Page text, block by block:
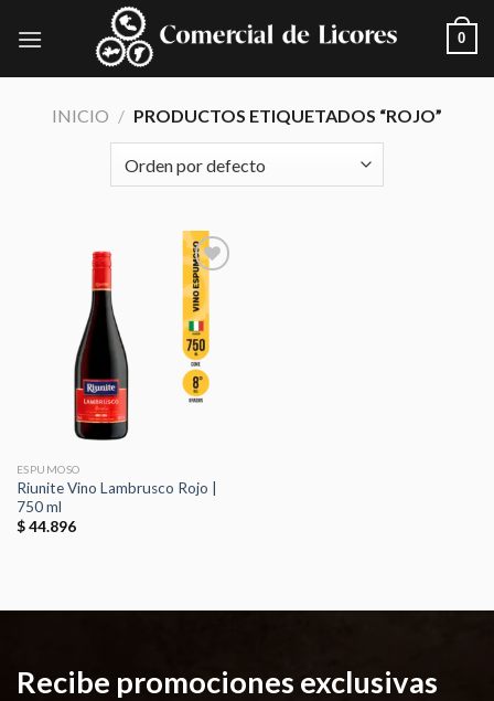
0
INICIO / PRODUCTOS ETIQUETADOS “ROJO”
Añadir
a la
lista de
deseos
ESPUMOSO
Riunite Vino Lambrusco Rojo |
750 ml
$44.896
Recibe promociones exclusivas